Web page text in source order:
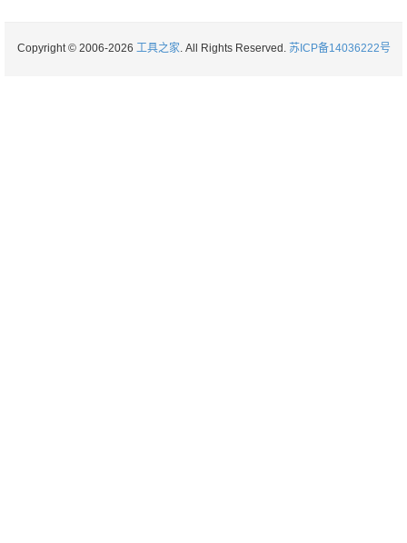
Copyright © 2006-2026 工具之家. All Rights Reserved. 苏ICP备14036222号